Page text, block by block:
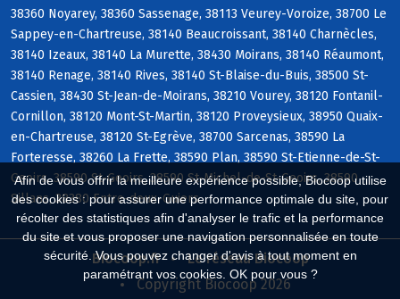
Afin de vous offrir la meilleure expérience possible, Biocoop utilise
des cookies : pour assurer une performance optimale du site, pour
récolter des statistiques afin d'analyser le trafic et la performance
du site et vous proposer une navigation personnalisée en toute
sécurité. Vous pouvez changer d'avis à tout moment en
paramétrant vos cookies. OK pour vous ?
38360 Noyarey, 38360 Sassenage, 38113 Veurey-Voroize, 38700 Le
Sappey-en-Chartreuse, 38140 Beaucroissant, 38140 Charnècles,
38140 Izeaux, 38140 La Murette, 38430 Moirans, 38140 Réaumont,
38140 Renage, 38140 Rives, 38140 St-Blaise-du-Buis, 38500 St-
Cassien, 38430 St-Jean-de-Moirans, 38210 Vourey, 38120 Fontanil-
Cornillon, 38120 Mont-St-Martin, 38120 Proveysieux, 38950 Quaix-
en-Chartreuse, 38120 St-Egrève, 38700 Sarcenas, 38590 La
Forteresse, 38260 La Frette, 38590 Plan, 38590 St-Etienne-de-St-
Geoirs, 38590 St-Geoirs, 38590 St-Michel-de-St-Geoirs, 38590
Sillans, 38380 Entre-deux-Guiers
Biocoop.fr
Le réseau Biocoop
Copyright Biocoop 2026